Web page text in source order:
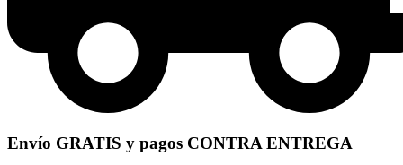
Envío GRATIS y pagos CONTRA ENTREGA